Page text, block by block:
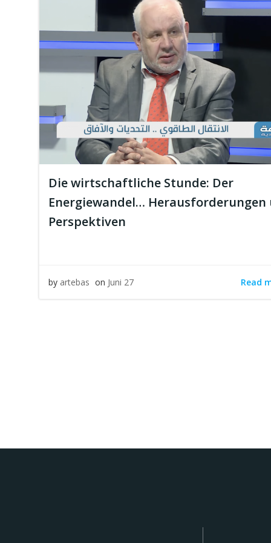
Die wirtschaftliche Stunde: Der
Energiewandel… Herausforderungen
Perspektiven
by artebas on Juni 27 Read